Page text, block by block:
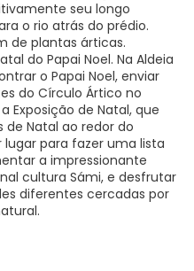
seu longo
o rio atrás do prédio.
de plantas árticas.
do Papai Noel. Na Aldeia
o Papai Noel, enviar
do Círculo Ártico no
Exposição de Natal, que
Natal ao redor do
para fazer uma lista
a impressionante
cultura Sámi, e desfrutar
diferentes cercadas por